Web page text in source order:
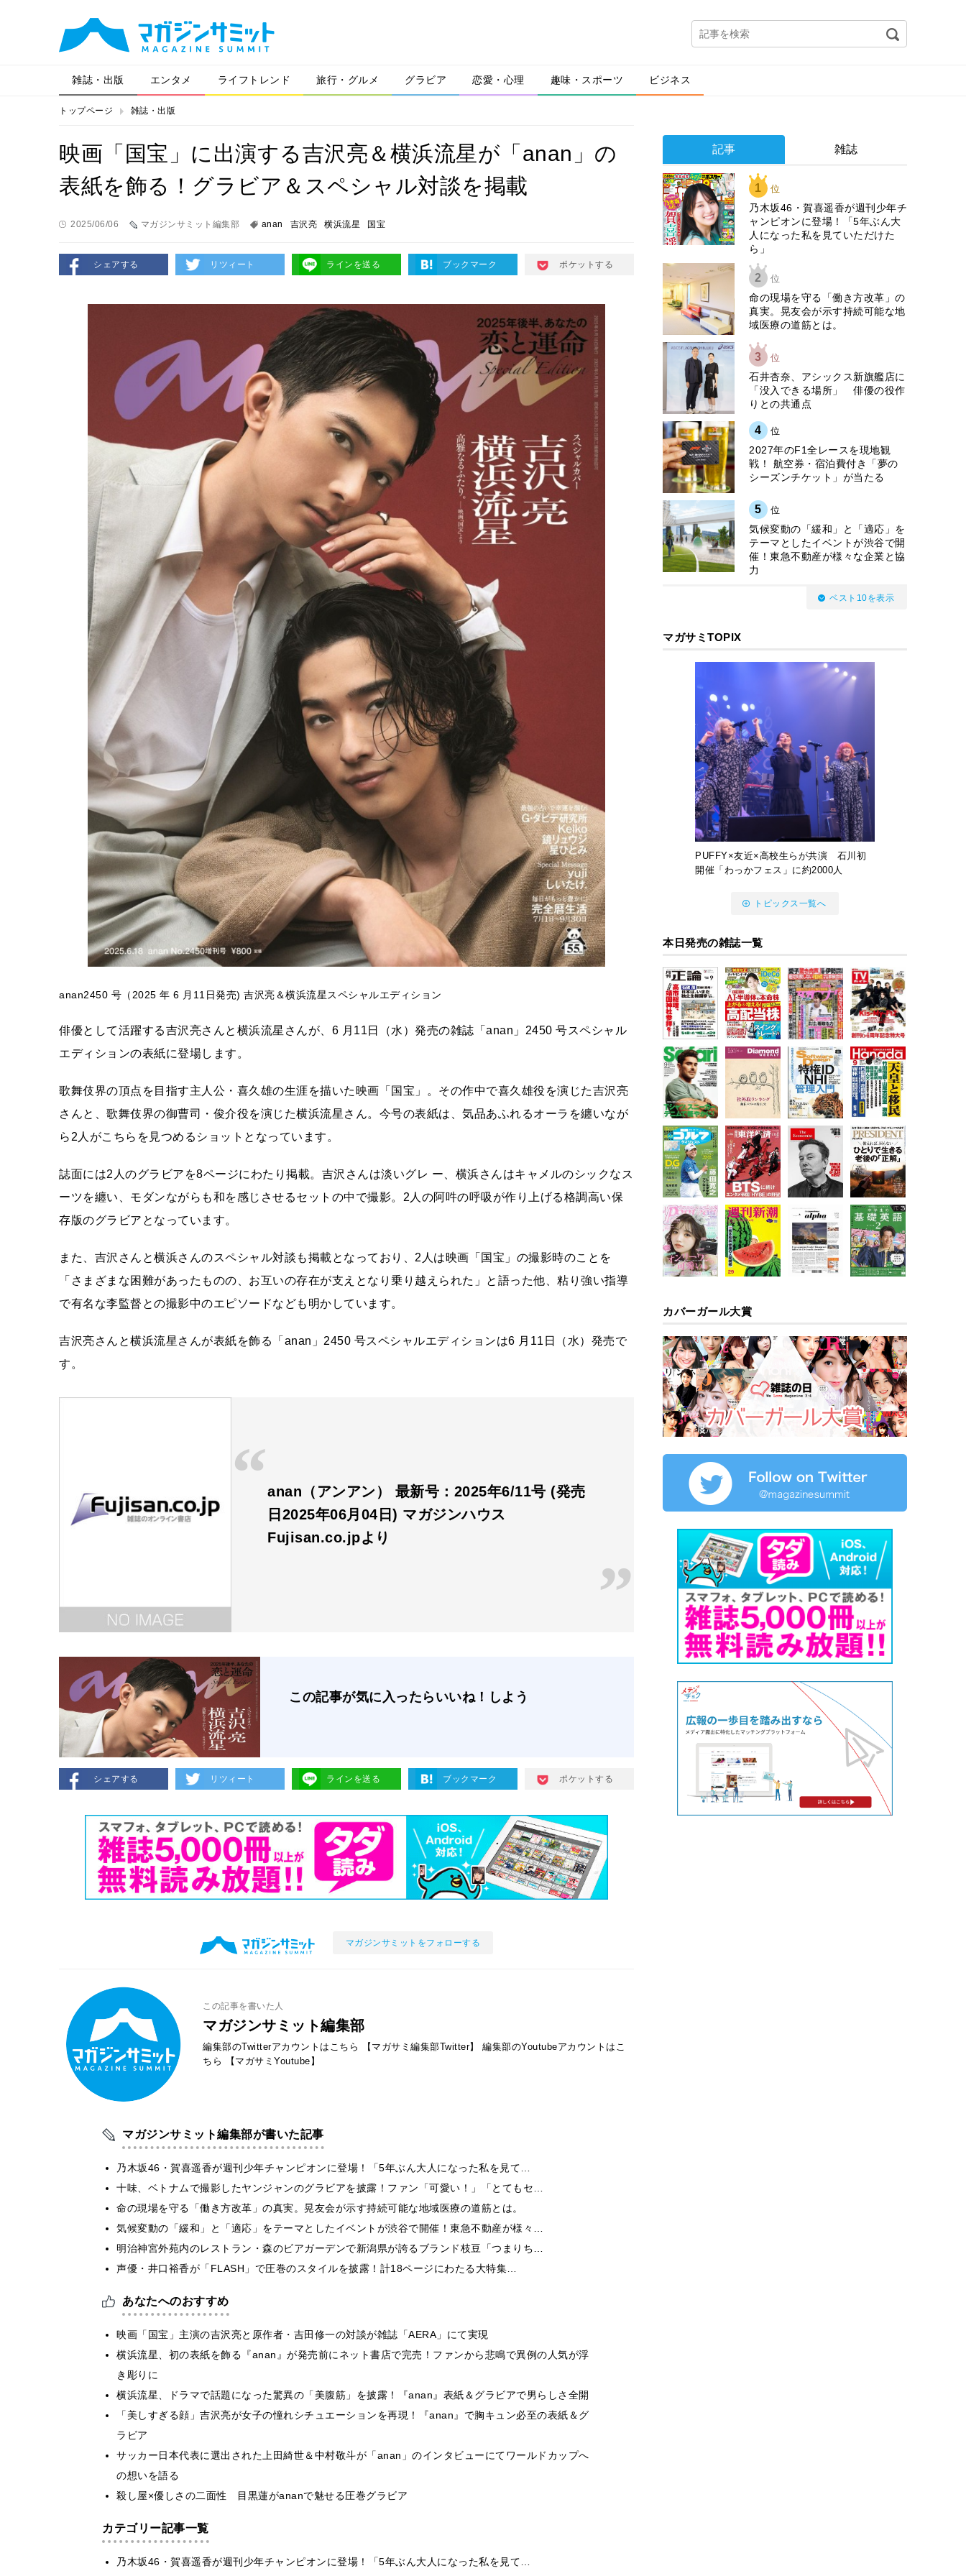
雑誌・出版 エンタメ ライフトレンド 旅行・グルメ グラビア 恋愛・心理 趣味・スポーツ ビジネス
トップページ 雑誌・出版
映画「国宝」に出演する吉沢亮＆横浜流星が「anan」の
表紙を飾る！グラビア＆スペシャル対談を掲載
2025/06/06 マガジンサミット編集部 anan 吉沢亮 横浜流星 国宝
シェアする リツィート ラインを送る ブックマーク ポケットする
anan2450 号（2025 年 6 月11日発売) 吉沢亮＆横浜流星スペシャルエディション
俳優として活躍する吉沢亮さんと横浜流星さんが、6 月11日（水）発売の雑誌「anan」2450 号スペシャル
エディションの表紙に登場します。
歌舞伎界の頂点を目指す主人公・喜久雄の生涯を描いた映画「国宝」。その作中で喜久雄役を演じた吉沢亮
さんと、歌舞伎界の御曹司・俊介役を演じた横浜流星さん。今号の表紙は、気品あふれるオーラを纏いなが
ら2人がこちらを見つめるショットとなっています。
誌面には2人のグラビアを8ページにわたり掲載。吉沢さんは淡いグレ ー、横浜さんはキャメルのシックなス
ーツを纏い、モダンながらも和を感じさせるセットの中で撮影。2人の阿吽の呼吸が作り上げる格調高い保
存版のグラビアとなっています。
また、吉沢さんと横浜さんのスペシャル対談も掲載となっており、2人は映画「国宝」の撮影時のことを
「さまざまな困難があったものの、お互いの存在が支えとなり乗り越えられた」と語った他、粘り強い指導
で有名な李監督との撮影中のエピソードなども明かしています。
吉沢亮さんと横浜流星さんが表紙を飾る「anan」2450 号スペシャルエディションは6 月11日（水）発売で
す。
anan（アンアン） 最新号：2025年6/11号 (発売
日2025年06月04日) マガジンハウス
Fujisan.co.jpより
この記事が気に入ったらいいね！しよう
シェアする リツィート ラインを送る ブックマーク ポケットする
マガジンサミットをフォローする
この記事を書いた人
マガジンサミット編集部
編集部のTwitterアカウントはこちら 【マガサミ編集部Twitter】
編集部のYoutubeアカウントはこ
ちら
【マガサミYoutube】
マガジンサミット編集部が書いた記事
乃木坂46・賀喜遥香が週刊少年チャンピオンに登場！「5年ぶん大人になった私を見て…
十味、ベトナムで撮影したヤンジャンのグラビアを披露！ファン「可愛い！」「とてもセ…
​命の現場を守る「働き方改革」の真実。晃友会が示す持続可能な地域医療の道筋とは。
気候変動の「緩和」と「適応」をテーマとしたイベントが渋谷で開催！東急不動産が様々…
明治神宮外苑内のレストラン・森のビアガーデンで新潟県が誇るブランド枝豆「つまりち…
声優・井口裕香が「FLASH」で圧巻のスタイルを披露！計18ページにわたる大特集…
あなたへのおすすめ
映画「国宝」主演の吉沢亮と原作者・吉田修一の対談が雑誌「AERA」にて実現
横浜流星、初の表紙を飾る『anan』が発売前にネット書店で完売！ファンから悲鳴で異例の人気が浮
き彫りに
横浜流星、ドラマで話題になった驚異の「美腹筋」を披露！『anan』表紙＆グラビアで男らしさ全開
「美しすぎる顔」吉沢亮が女子の憧れシチュエーションを再現！『anan』で胸キュン必至の表紙＆グ
ラビア
サッカー日本代表に選出された上田綺世＆中村敬斗が「anan」のインタビューにてワールドカップへ
の想いを語る
殺し屋×優しさの二面性 目黒蓮がananで魅せる圧巻グラビア
カテゴリー記事一覧
乃木坂46・賀喜遥香が週刊少年チャンピオンに登場！「5年ぶん大人になった私を見て…
記事 雑誌
1 位
乃木坂46・賀喜遥香が週刊少年チ
ャンピオンに登場！「5年ぶん大
人になった私を見ていただけた
ら」
2 位
​命の現場を守る「働き方改革」の
真実。晃友会が示す持続可能な地
域医療の道筋とは。
3 位
石井杏奈、アシックス新旗艦店に
「没入できる場所」 俳優の役作
りとの共通点
4 位
2027年のF1全レースを現地観
戦！ 航空券・宿泊費付き「夢の
シーズンチケット」が当たる
5 位
気候変動の「緩和」と「適応」を
テーマとしたイベントが渋谷で開
催！東急不動産が様々な企業と協
力
ベスト10を表示
マガサミTOPIX
PUFFY×友近×高校生らが共演 石川初
開催「わっかフェス」に約2000人
トピックス一覧へ
本日発売の雑誌一覧
カバーガール大賞